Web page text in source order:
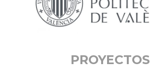
PROYECTOS